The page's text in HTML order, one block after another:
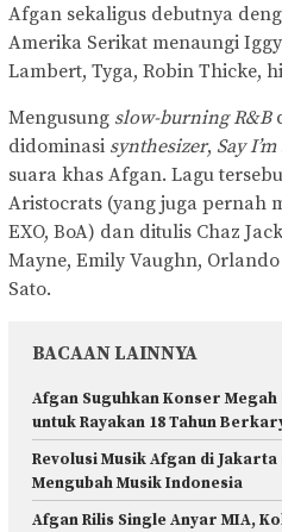
Afgan sekaligus debutnya
Amerika Serikat menaungi
Lambert, Tyga, Robin Thicke,
Mengusung slow-burning R&B
didominasi synthesizer, Say
suara khas Afgan. Lagu
Aristocrats (yang juga pernah
EXO, BoA) dan ditulis Chaz
Mayne, Emily Vaughn,
Sato.
BACAAN LAINNYA
Afgan Suguhkan Konser
untuk Rayakan 18 Tahun
Revolusi Musik Afgan di
Mengubah Musik Indonesia
Afgan Rilis Single Anyar MIA,